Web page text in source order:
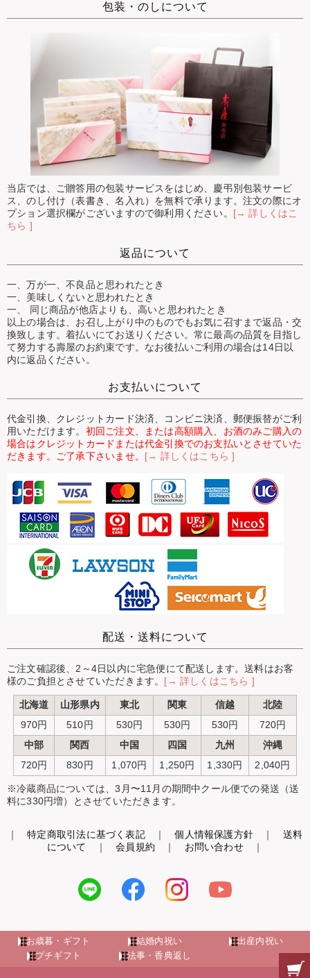
包装・のしについて
当店では、ご贈答用の包装サービスをはじめ、慶弔別包装サービ
ス、のし付け（表書き、名入れ）を無料で承ります。注文の際にオ
プション選択欄がございますので御利用ください。 [→ 詳しくはこ
ちら ]
返品について
一、万が一、不良品と思われたとき
一、美味しくないと思われたとき
一、 同じ商品が他店よりも、高いと思われたとき
以上の場合は、お召し上がり中のものでもお気に召すまで返品・交
換致します。着払いにてお送りください。常に最高の品質を目指し
て努力する壽屋のお約束です。なお後払いご利用の場合は14日以
内に返品ください。
お支払いについて
代金引換、クレジットカード決済、コンビニ決済、郵便振替がご利
用いただけます。 初回ご注文、または高額購入、お酒のみご購入の
場合はクレジットカードまたは代金引換でのお支払いとさせていた
だきます。ご了承下さいませ。 [→ 詳しくはこちら ]
配送・送料について
ご注文確認後、2～4日以内に宅急便にて配送します。送料はお客
様のご負担とさせていただきます。 [→ 詳しくはこちら ]
北海道 山形県内 東北 関東 信越
北陸
970円
510円 530円 530円 530円
720円
中部
関西 中国 四国 九州
沖縄
720円
830円 1,070円 1,250円 1,330円 2,040円
※冷蔵商品については、3月〜11月の期間中クール便での発送（送
料に330円増）とさせていただきます。
｜特定商取引法に基づく表記｜個人情報保護方針 ｜ 送料
について ｜会員規約 ｜ お問い合わせ｜
お歳暮・ギフト 結婚内祝い
出産内祝い
プチギフト
法事・香典返し